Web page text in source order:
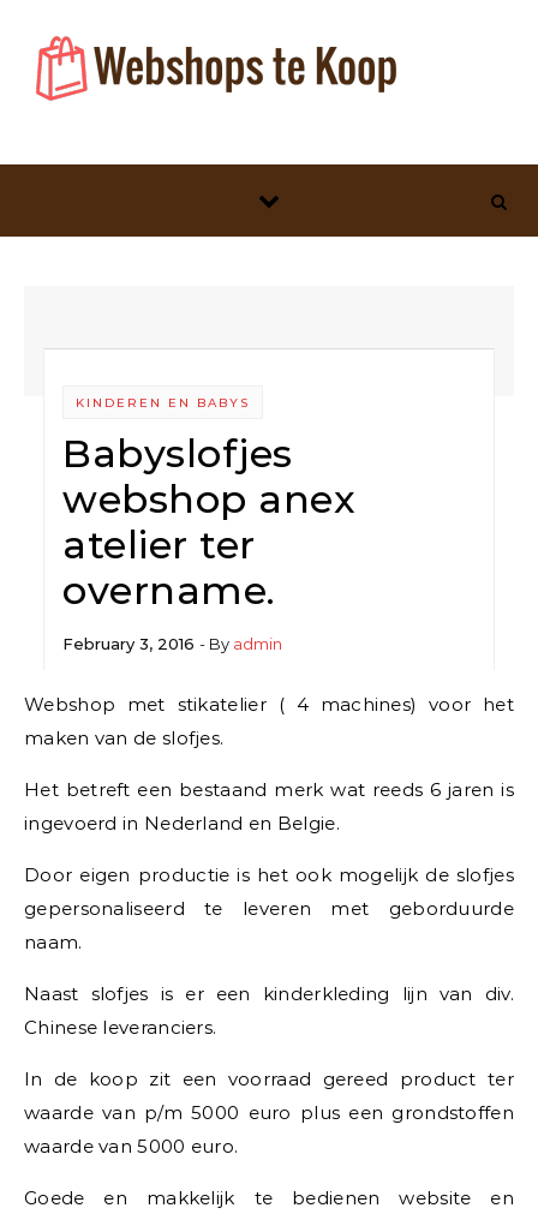
KINDEREN EN BABYS
Babyslofjes
webshop anex
atelier ter
overname.
February 3, 2016 - By admin
Webshop met stikatelier ( 4 machines) voor het
maken van de slofjes.
Het betreft een bestaand merk wat reeds 6 jaren is
ingevoerd in Nederland en Belgie.
Door eigen productie is het ook mogelijk de slofjes
gepersonaliseerd te leveren met geborduurde
naam.
Naast slofjes is er een kinderkleding lijn van div.
Chinese leveranciers.
In de koop zit een voorraad gereed product ter
waarde van p/m 5000 euro plus een grondstoffen
waarde van 5000 euro.
Goede en makkelijk te bedienen website en